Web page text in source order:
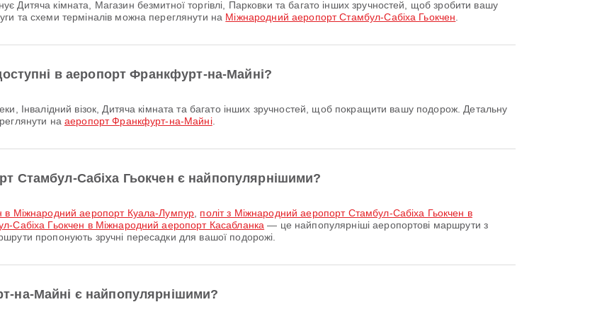
та схеми терміналів можна переглянути на Міжнародний аеропорт Стамбул-Сабіха Гьокчен
в аеропорт Франкфурт-на-Майні?
на аеропорт Франкфурт-на-Майні.
Стамбул-Сабіха Гьокчен є найпопулярнішими?
в Міжнародний аеропорт Куала-Лумпур політ з Міжнародний аеропорт Стамбул-Сабіха Гьокчен в
Сабіха Гьокчен в Міжнародний аеропорт Касабланка — це найпопулярніші аеропортові маршрути з
пропонують зручні пересадки для вашої подорожі.
на-Майні є найпопулярнішими?